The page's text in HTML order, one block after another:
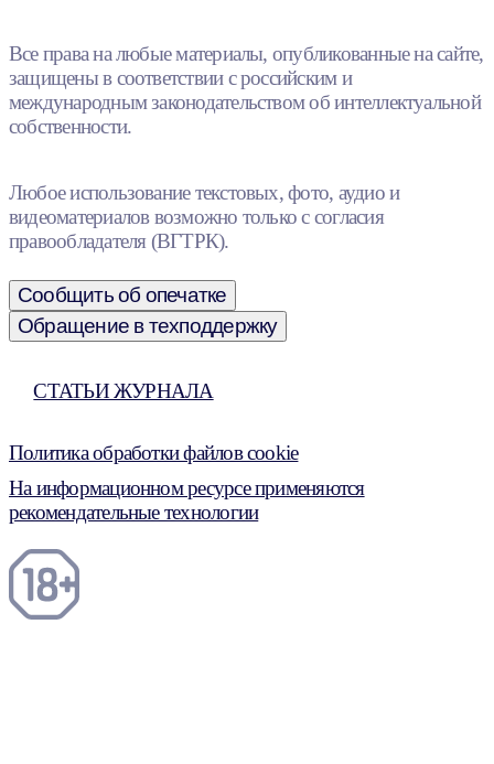
Все права на любые материалы, опубликованные на сайте,
защищены в соответствии с российским и
международным законодательством об интеллектуальной
собственности.
Любое использование текстовых, фото, аудио и
видеоматериалов возможно только с согласия
правообладателя (ВГТРК).
Сообщить об опечатке
Обращение в техподдержку
СТАТЬИ ЖУРНАЛА
Политика обработки файлов cookie
На информационном ресурсе применяются
рекомендательные технологии